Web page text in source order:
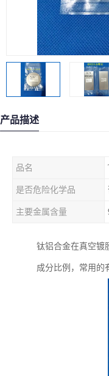
产品描述
品名
是否危险化学品
主要金属含量
钛铝合金在真空镀
成分比例，常用的